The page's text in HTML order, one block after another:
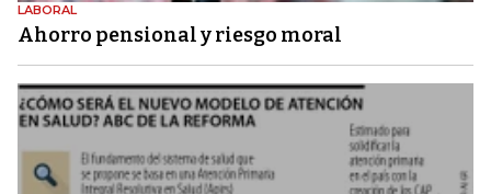
LABORAL
Ahorro pensional y riesgo moral